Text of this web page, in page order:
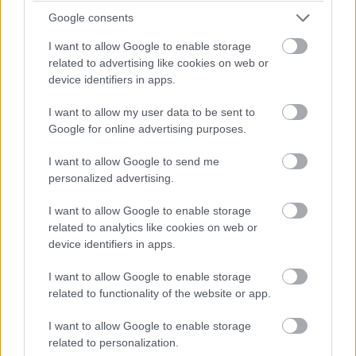
Google consents
I want to allow Google to enable storage
related to advertising like cookies on web or
device identifiers in apps.
I want to allow my user data to be sent to
Google for online advertising purposes.
I want to allow Google to send me
personalized advertising.
I want to allow Google to enable storage
related to analytics like cookies on web or
device identifiers in apps.
I want to allow Google to enable storage
related to functionality of the website or app.
I want to allow Google to enable storage
related to personalization.
Balogh Tamás
Nem tud úrrá lenni a fékproblémákon a Cadillac
Hiába hoztak az F1-es Magyar Nagydíjra fejlesztést is hozzá,
továbbra is szenvednek a fékhűtési problémáktól a Cadillacnél –
Spielbergben ütötte fel a fejét, amikor mindkét autó kiesett
emiatt az első körökben. Ezért a Formula-1 új csapata a
kanyarokkal tűzdelt mogyoródi pálya és a hőség ismét előhozta
a problémát, így Bottas kiállni kényszerült.